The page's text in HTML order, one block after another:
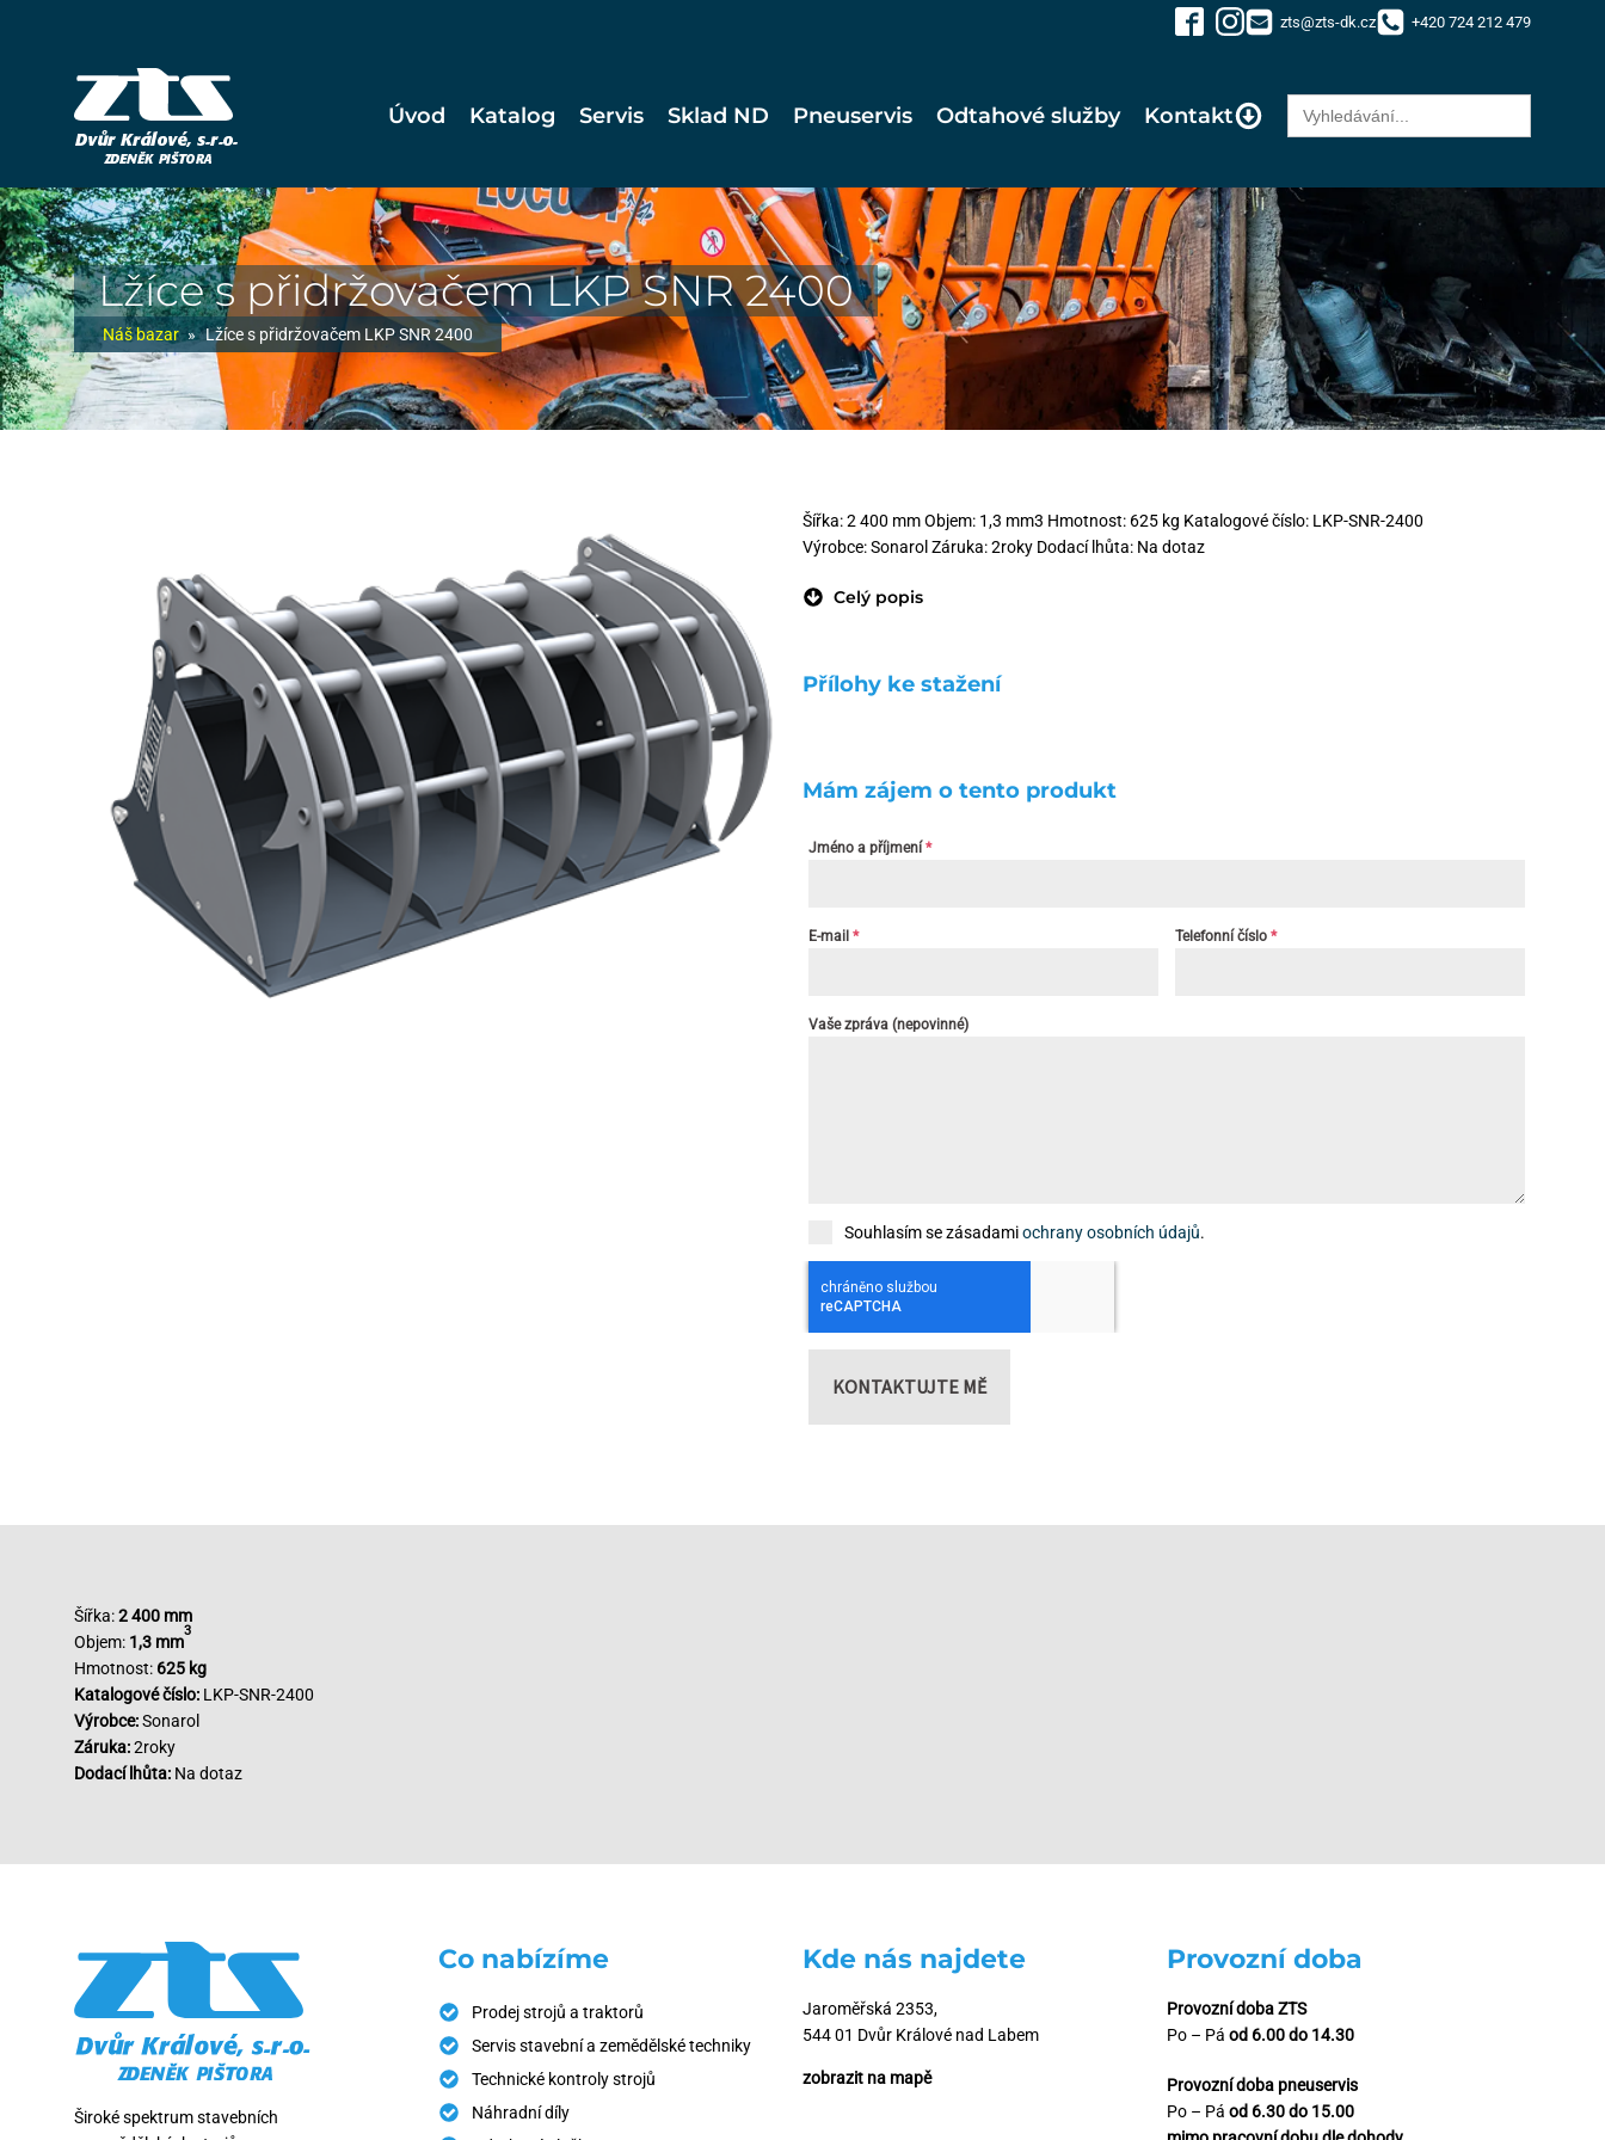
zts@zts-dk.cz +420 724 212 479
Úvod Katalog Servis Sklad ND Pneuservis Odtahové služby Kontakt
Search
for:
Lžíce s přidržovačem LKP SNR 2400
Náš bazar » Lžíce s přidržovačem LKP SNR 2400
Šířka: 2 400 mm Objem: 1,3 mm3 Hmotnost: 625 kg Katalogové číslo: LKP-SNR-2400
Výrobce: Sonarol Záruka: 2roky Dodací lhůta: Na dotaz
Celý popis
Přílohy ke stažení
Mám zájem o tento produkt
Jméno a příjmení *
E-mail * Telefonní číslo *
Vaše zpráva (nepovinné)
Souhlasím se zásadamiochrany osobních údajů.
KONTAKTUJTE MĚ
Šířka:2 400 mm
Objem: 1,3 mm
3
Hmotnost: 625 kg
Katalogové číslo: LKP-SNR-2400
Výrobce:Sonarol
Záruka:2roky
Dodací lhůta: Na dotaz
Široké spektrum stavebních
Co nabízíme
Prodej strojů a traktorů
Servis stavební a zemědělské techniky
Technické kontroly strojů
Náhradní díly
Kde nás najdete
Jaroměřská 2353,
544 01 Dvůr Králové nad Labem
zobrazit na mapě
Provozní doba
Provozní doba ZTS
Po – Pá od 6.00 do 14.30
Provozní doba pneuservis
Po – Pá od 6.30 do 15.00